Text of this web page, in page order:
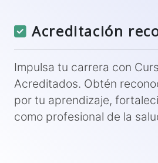
Acreditación
Impulsa tu carrera con
Acreditados. Obtén
por tu aprendizaje,
como profesional de la